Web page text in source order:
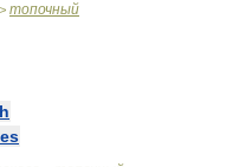
> топочный